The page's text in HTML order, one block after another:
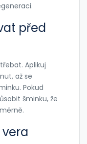
před
Aplikuj
až se
Pokud
šminku, že